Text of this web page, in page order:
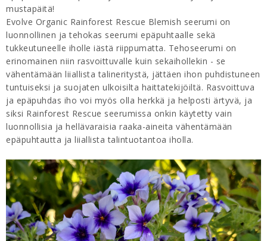
mustapäitä!
Evolve Organic Rainforest Rescue Blemish seerumi on
luonnollinen ja tehokas seerumi epäpuhtaalle sekä
tukkeutuneelle iholle iästä riippumatta. Tehoseerumi on
erinomainen niin rasvoittuvalle kuin sekaihollekin - se
vähentämään liiallista talineritystä, jättäen ihon puhdistuneen
tuntuiseksi ja suojaten ulkoisilta haittatekijöiltä. Rasvoittuva
ja epäpuhdas iho voi myös olla herkkä ja helposti ärtyvä, ja
siksi Rainforest Rescue seerumissa onkin käytetty vain
luonnollisia ja hellävaraisia raaka-aineita vähentämään
epäpuhtautta ja liiallista talintuotantoa iholla.